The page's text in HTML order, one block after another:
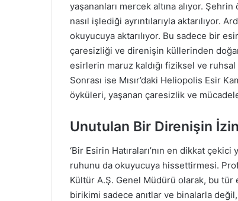
yaşananları mercek altına alıyor.
nasıl işlediği ayrıntılarıyla aktarılıyor.
okuyucuya aktarılıyor. Bu sadece bir
çaresizliği ve direnişin küllerinden
esirlerin maruz kaldığı fiziksel ve
Sonrası ise Mısır’daki Heliopolis Esir
öyküleri, yaşanan çaresizlik ve
Unutulan Bir Direnişin
‘Bir Esirin Hatıraları’nın en dikkat
ruhunu da okuyucuya hissettirmesi.
Kültür A.Ş. Genel Müdürü olarak, bu
birikimi sadece anıtlar ve binalarla